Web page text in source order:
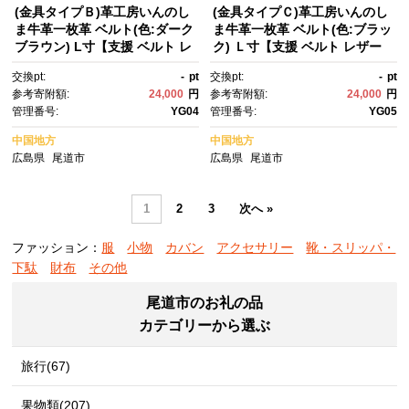
(金具タイプＢ)革工房いんのし
ま牛革一枚革 ベルト(色:ダーク
ブラウン) L寸【支援 ベルト レ
ト ビジネスベルト メンズベル
ト 男性 メンズ おしゃれ ビジネ
ス カジュアル】
交換pt: - pt
参考寄附額:
24,000 円
管理番号:
YG04
中国地方
広島県
尾道市
(金具タイプＣ)革工房いんのし
ま牛革一枚革 ベルト(色:ブラッ
ク) Ｌ寸【支援 ベルト レザー
ト ビジネスベルト メンズベル
ト 男性 メンズ おしゃれ ビジネ
ス カジュアル ブラック 黒】
交換pt: - pt
参考寄附額:
24,000 円
管理番号:
YG05
中国地方
広島県
尾道市
1 2 3 次へ »
ファッション： 服 小物 カバン アクセサリー
靴・スリッパ・
下駄
財布 その他
尾道市のお礼の品
カテゴリーから選ぶ
旅行(67)
果物類(207)